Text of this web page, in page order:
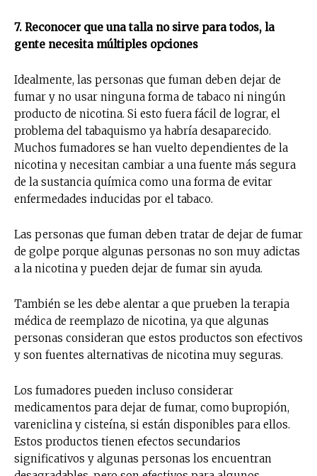
7. Reconocer que una talla no sirve para todos, la
gente necesita múltiples opciones
Idealmente, las personas que fuman deben dejar de
fumar y no usar ninguna forma de tabaco ni ningún
producto de nicotina. Si esto fuera fácil de lograr, el
problema del tabaquismo ya habría desaparecido.
Muchos fumadores se han vuelto dependientes de la
nicotina y necesitan cambiar a una fuente más segura
de la sustancia química como una forma de evitar
enfermedades inducidas por el tabaco.
Las personas que fuman deben tratar de dejar de fumar
de golpe porque algunas personas no son muy adictas
a la nicotina y pueden dejar de fumar sin ayuda.
También se les debe alentar a que prueben la terapia
médica de reemplazo de nicotina, ya que algunas
personas consideran que estos productos son efectivos
y son fuentes alternativas de nicotina muy seguras.
Los fumadores pueden incluso considerar
medicamentos para dejar de fumar, como bupropión,
vareniclina y cisteína, si están disponibles para ellos.
Estos productos tienen efectos secundarios
significativos y algunas personas los encuentran